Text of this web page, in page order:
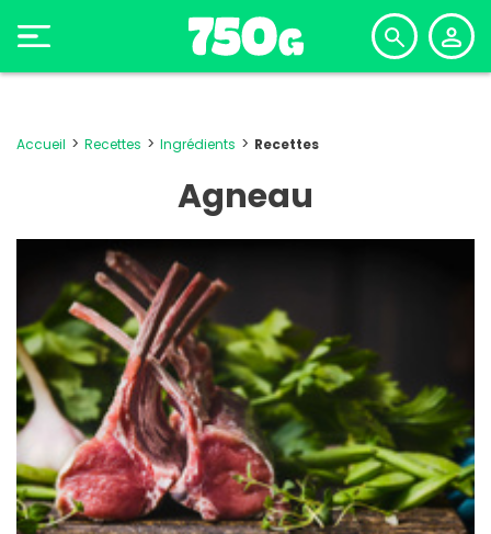
Accueil Recettes Ingrédients Recettes
Agneau